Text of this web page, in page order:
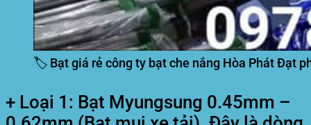
🏷️ Bạt giá rẻ công ty bạt che nắng Hòa Phát Đạt
+ Loại 1: Bạt Myungsung 0.45mm –